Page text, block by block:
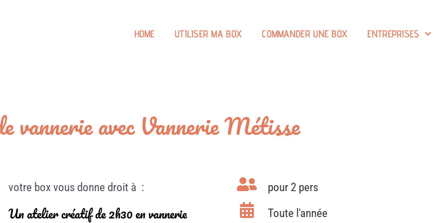
HOME UTILISER MA BOX COMMANDER UNE BOX ENTREPRISES
vannerie avec Vannerie Métisse
votre box vous donne droit à :
Un atelier créatif de 2h30 en vannerie
pour 2 pers
Toute l'année